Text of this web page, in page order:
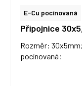
E-Cu pocínovaná
Přípojnice
Rozměr:
pocínovaná;